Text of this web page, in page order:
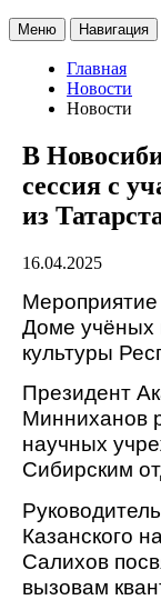
Меню Навигация
Главная
Новости
Новости
В
сессия с
из
16.04.2025
Мероприятие
Доме учёных
культуры
Президент
Минниханов
научных
Сибирским
Казанского
Салихов
вызовам